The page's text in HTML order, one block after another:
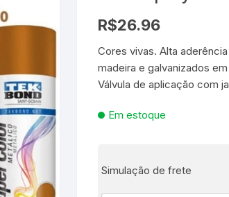
e Fontes
e
– Boneca etc
Bebês e
ao Ar Livre
Ferramentas e
R$26.96
Cores vivas. Alta
madeira e galvanizados
Válvula de aplicação com
Em estoque
Simulação de frete